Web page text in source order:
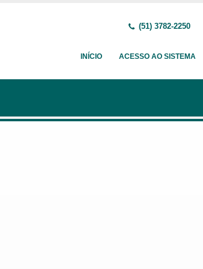
(51) 3782-2250
INÍCIO ACESSO AO SISTEMA